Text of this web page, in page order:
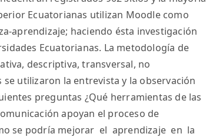
Ecuatorianas utilizan Moodle como
aprendizaje; haciendo ésta investigación
Ecuatorianas. La metodología de
descriptiva, transversal, no
utilizaron la entrevista y la observación
preguntas ¿Qué herramientas de las
apoyan el proceso de
se podría mejorar el aprendizaje en la